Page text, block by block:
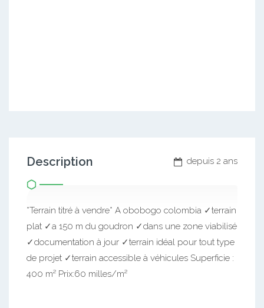
depuis 2 ans
Description
*Terrain titré à vendre* A obobogo colombia ✓terrain
plat ✓a 150 m du goudron ✓dans une zone viabilisé
✓documentation à jour ✓terrain idéal pour tout type
de projet ✓terrain accessible à véhicules Superficie :
400 m² Prix:60 milles/m²